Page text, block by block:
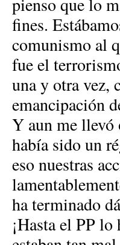
fines.
comunismo al
fue el
una y otra vez,
emancipación
Y aun me llevó
había sido un
eso nuestras
ha terminado
¡Hasta el PP